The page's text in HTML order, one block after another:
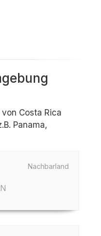
Costa Rica
Panama,
Nachbarland